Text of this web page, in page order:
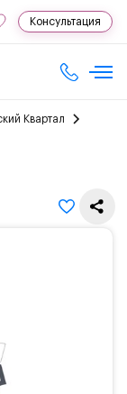
Консультация
Квартал